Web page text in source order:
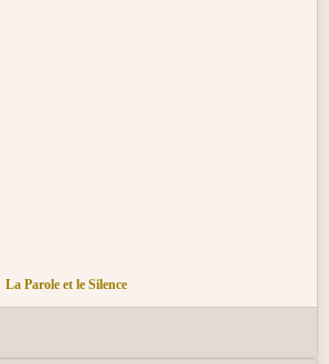
La Parole et le Silence